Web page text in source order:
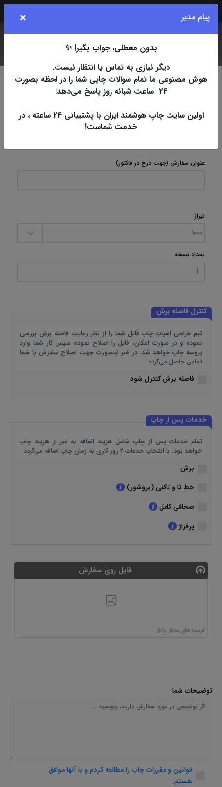
جستجو
افست تراکت گلاسه 135 گرم B4
تراکت گلاسه 135 گرم یکرو B4 (3 روزکاری)
عنوان سفارش (جهت درج در فاکتور)
تیراژ
تعداد نسخه
کنترل فاصله برش
تیم طراحی اسپات چاپ فایل شما را از نظر رعایت فاصله برش بررسی
نموده و در صورت امکان، فایل را اصلاح نموده سپس کار شما وارد
پروسه چاپ خواهد شد. در غیر اینصورت جهت اصلاح سفارش با شما
تماس حاصل می‌گردد.
فاصله برش کنترل شود
خدمات پس از چاپ
تمام خدمات پس از چاپ شامل هزینه اضافه به غیر از هزینه چاپ
خواهد بود. با انتخاب خدمات 2 روز کاری به زمان چاپ اضافه می‌گردد
برش
خط تا و تاکنی (بروشور)
صحافی کامل
پرفراژ
فایل روی سفارش
فرمت های مجاز: .jpg
توضیحات شما
قوانین و مقررات چاپ را مطالعه کردم و با آنها موافق
هستم.
پیام مدیر ×
بدون معطلی، جواب بگیر! ✨
دیگر نیازی به تماس یا انتظار نیست.
هوش مصنوعی ما تمام سوالات چاپی شما را در لحظه بصورت
24 ساعت شبانه روز پاسخ می‌دهد!
اولین سایت چاپ هوشمند ایران با پشتیبانی 24 ساعته ، در
خدمت شماست!